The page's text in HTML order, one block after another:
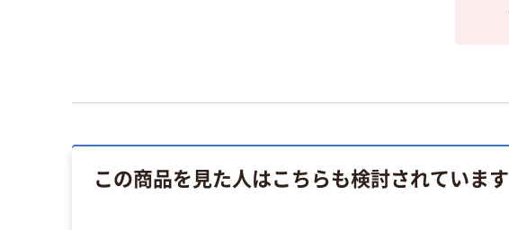
この商品を見た人はこちらも検討されています